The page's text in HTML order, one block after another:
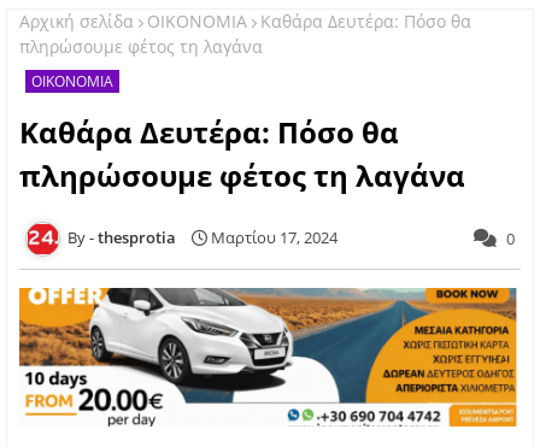
Αρχική σελίδα ΟΙΚΟΝΟΜΙΑ
Καθάρα Δευτέρα: Πόσο θα
πληρώσουμε φέτος τη λαγάνα
ΟΙΚΟΝΟΜΙΑ
Καθάρα Δευτέρα: Πόσο θα
πληρώσουμε φέτος τη λαγάνα
thesprotia Μαρτίου 17, 2024 0